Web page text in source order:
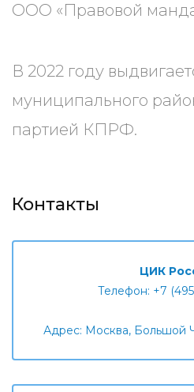
ООО «Правовой
В 2022 году
муниципального
партией КПРФ.
Контакты
ЦИК
Телефон: +7
Адрес: Москва, Большой